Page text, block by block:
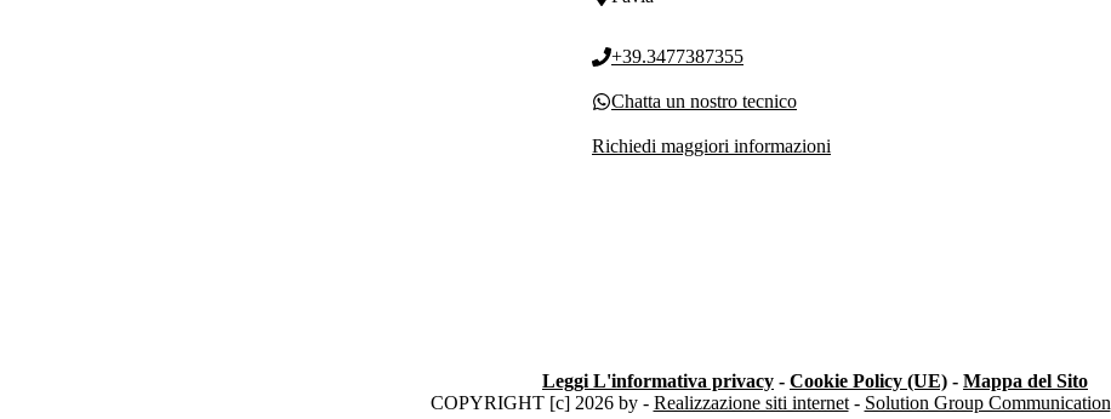
+39.3477387355
Chatta un nostro tecnico
Richiedi maggiori informazioni
Leggi L'informativa privacy - Cookie Policy (UE) - Mappa del Sito
COPYRIGHT [c] 2026 by - Realizzazione siti internet- Solution Group Communication